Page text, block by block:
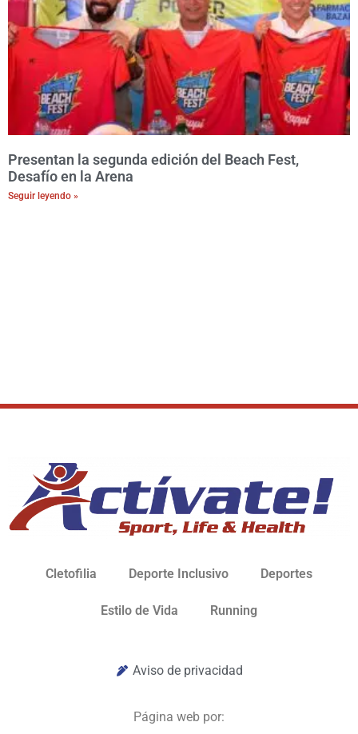
Presentan la segunda edición del Beach Fest,
Desafío en la Arena
Seguir leyendo »
Cletofilia Deporte Inclusivo Deportes
Estilo de Vida Running
Aviso de privacidad
Página web por: